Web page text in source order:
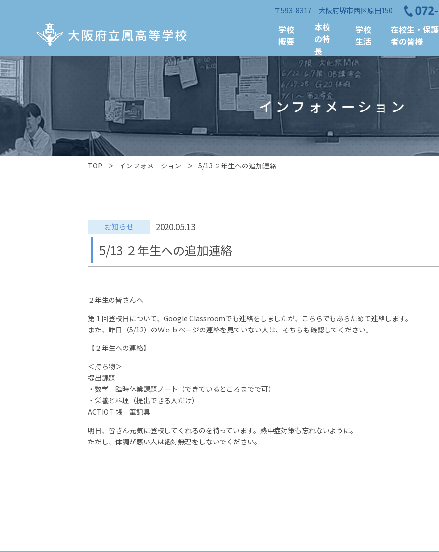
学校
概要
本校
の特
長
学校
生活
在校生・保護
者の皆様
〒593-8317 大阪府堺市西区原田150
インフォメーション
TOP ＞ インフォメーション ＞ 5/13 ２年生への追加連絡
お知らせ 2020.05.13
5/13 ２年生への追加連絡
２年生の皆さんへ
第１回登校日について、Google Classroomでも連絡をしましたが、こちらでもあらためて連絡します。
また、昨日（5/12）のＷｅｂページの連絡を見ていない人は、そちらも確認してください。
【２年生への連絡】
＜持ち物＞
提出課題
・数学 臨時休業課題ノート（できているところまでで可）
・栄養と料理（提出できる人だけ）
ACTIO手帳 筆記具
明日、皆さん元気に登校してくれるのを待っています。熱中症対策も忘れないように。
ただし、体調が悪い人は絶対無理をしないでください。